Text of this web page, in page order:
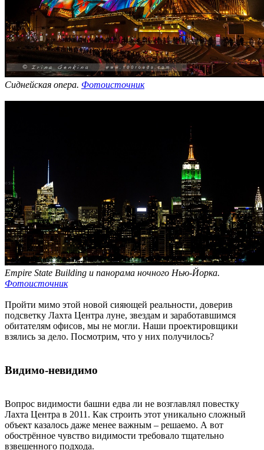
Сиднейская опера. Фотоисточник
Empire State Building и панорама ночного Нью-Йорка.
Фотоисточник
Пройти мимо этой новой сияющей реальности, доверив
подсветку Лахта Центра луне, звездам и заработавшимся
обитателям офисов, мы не могли. Наши проектировщики
взялись за дело. Посмотрим, что у них получилось?
Видимо-невидимо
Вопрос видимости башни едва ли не возглавлял повестку
Лахта Центра в 2011. Как строить этот уникально сложный
объект казалось даже менее важным – решаемо. А вот
обострённое чувство видимости требовало тщательно
взвешенного подхода.